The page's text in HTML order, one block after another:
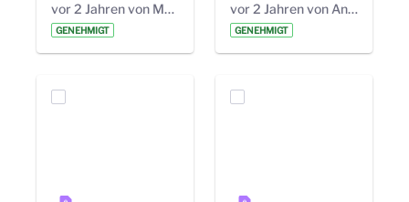
vor 2 Jahren von Marcel Eckert
GENEHMIGT
vor 2 Jahren von Anni Schlumberger
GENEHMIGT